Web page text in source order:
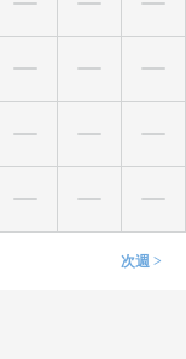
次週 >